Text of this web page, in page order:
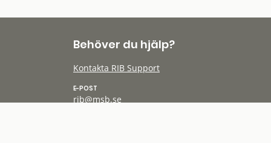
Behöver du hjälp?
Kontakta RIB Support
E-POST
rib@msb.se